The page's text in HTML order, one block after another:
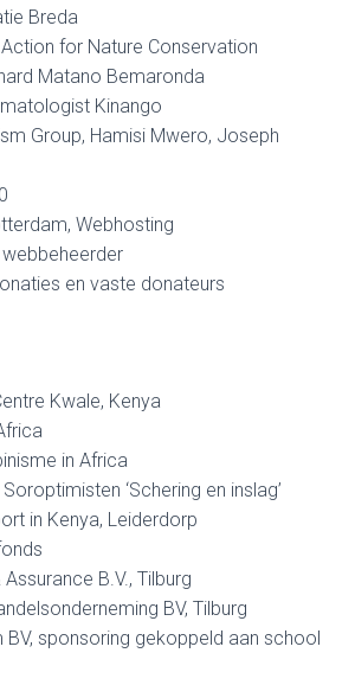
Breda
for Nature Conservation
Matano Bemaronda
Kinango
Group, Hamisi Mwero, Joseph
Webhosting
en vaste donateurs
Kwale, Kenya
in Africa
‘Schering en inslag’
in Kenya, Leiderdorp
Assurance B.V., Tilburg
BV, Tilburg
sponsoring gekoppeld aan school